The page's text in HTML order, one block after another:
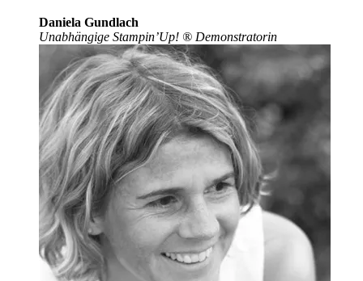
Daniela Gundlach
Unabhängige Stampin’Up! ® Demonstratorin